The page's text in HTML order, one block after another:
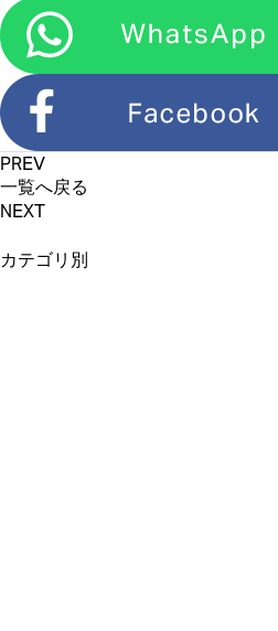
PREV
一覧へ戻る
NEXT
カテゴリ別